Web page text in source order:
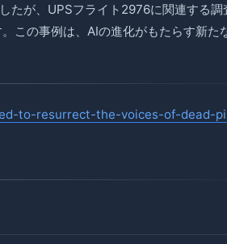
たが、UPSフライト2976に関連する
この事例は、AIの進化がもたらす新た
to-resurrect-the-voices-of-dead-